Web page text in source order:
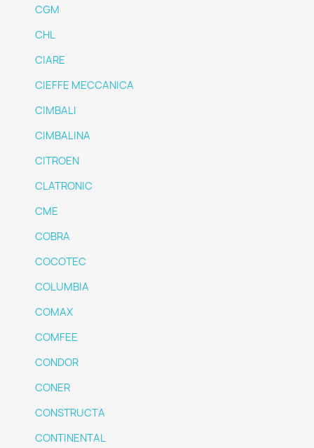
CGM
CHL
CIARE
CIEFFE MECCANICA
CIMBALI
CIMBALINA
CITROEN
CLATRONIC
CME
COBRA
COCOTEC
COLUMBIA
COMAX
COMFEE
CONDOR
CONER
CONSTRUCTA
CONTINENTAL